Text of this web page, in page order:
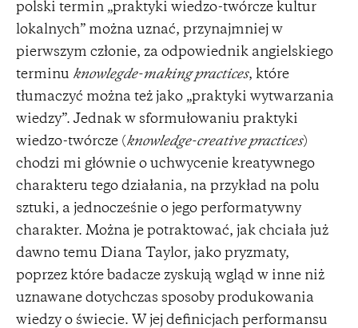
polski termin „praktyki wiedzo-twórcze kultur
lokalnych” można uznać, przynajmniej w
pierwszym członie, za odpowiednik angielskiego
terminu knowlegde-making practices, które
tłumaczyć można też jako „praktyki wytwarzania
wiedzy”. Jednak w sformułowaniu praktyki
wiedzo-twórcze (knowledge-creative practices)
chodzi mi głównie o uchwycenie kreatywnego
charakteru tego działania, na przykład na polu
sztuki, a jednocześnie o jego performatywny
charakter. Można je potraktować, jak chciała już
dawno temu Diana Taylor, jako pryzmaty,
poprzez które badacze zyskują wgląd w inne niż
uznawane dotychczas sposoby produkowania
wiedzy o świecie. W jej definicjach performansu